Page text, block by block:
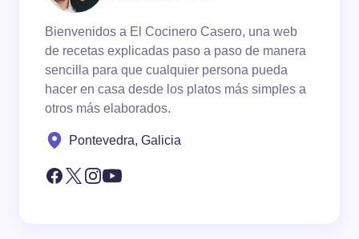
Bienvenidos a El Cocinero Casero, una web
de recetas explicadas paso a paso de manera
sencilla para que cualquier persona pueda
hacer en casa desde los platos más simples a
otros más elaborados.
Pontevedra, Galicia